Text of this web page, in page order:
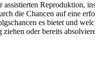
Reproduktion,
die Chancen auf eine
es bietet und
oder bereits